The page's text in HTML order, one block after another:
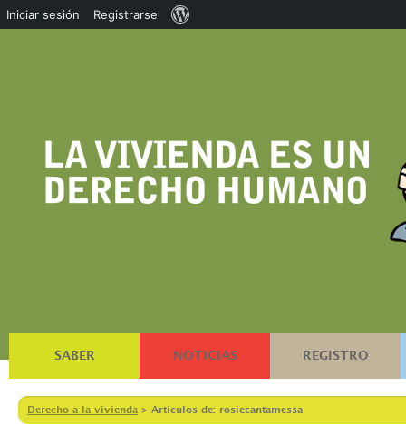
SABER NOTICIAS REGISTRO
Derecho a la vivienda > Artículos de: rosiecantamessa
Iniciar sesión Registrarse